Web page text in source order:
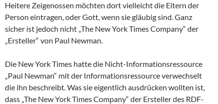
Heitere Zeigenossen möchten dort vielleicht die Eltern der
Person eintragen, oder Gott, wenn sie gläubig sind. Ganz
sicher ist jedoch nicht „The New York Times Company“ der
„Ersteller“ von Paul Newman.
Die New York Times hatte die Nicht-Informationsressource
„Paul Newman“ mit der Informationsressource verwechselt
die ihn beschreibt. Was sie eigentlich ausdrücken wollten ist,
dass „The New York Times Company“ der Ersteller des RDF-